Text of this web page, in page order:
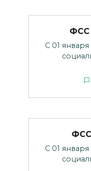
ФСС
С 01
ФСС
С 01